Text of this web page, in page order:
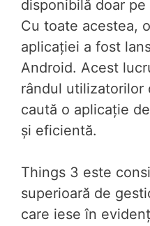
disponibilă doar
Cu toate acestea,
aplicației a fost
Android. Acest
rândul utilizatorilor
caută o aplicație
și eficientă.
Things 3 este
superioară de
care iese în